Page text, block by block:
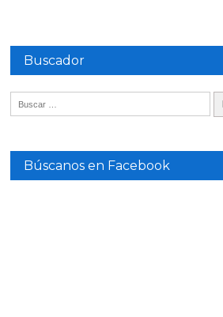
Buscador
Búscanos en Facebook